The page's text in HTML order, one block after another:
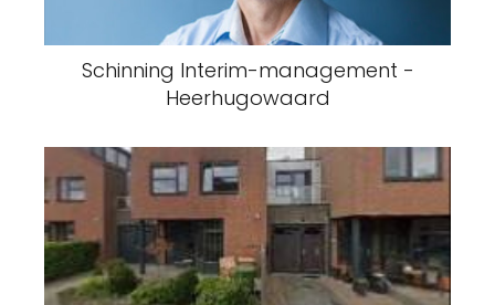
Schinning Interim-management -
Heerhugowaard